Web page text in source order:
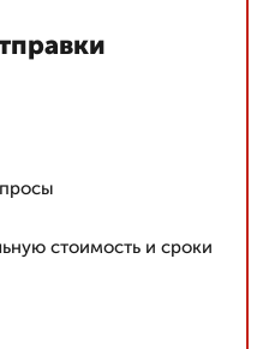
стоимость и сроки